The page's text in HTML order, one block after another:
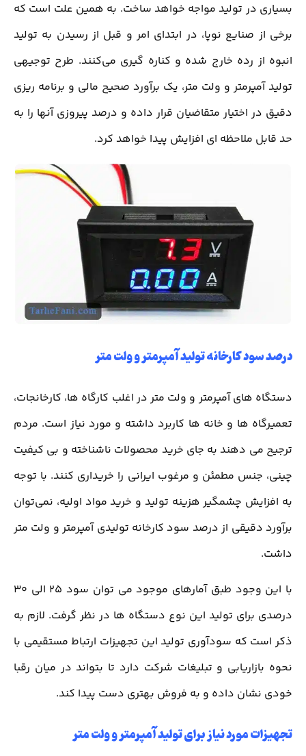
بسیاری در تولید مواجه خواهد ساخت. به همین علت است که
برخی از صنایع نوپا، در ابتدای امر و قبل از رسیدن به تولید
انبوه از رده خارج شده و کناره گیری می‌کنند. طرح توجیهی
تولید آمپرمتر و ولت متر، یک برآورد صحیح مالی و برنامه ریزی
دقیق در اختیار متقاضیان قرار داده و درصد پیروزی آنها را به
حد قابل ملاحظه ای افزایش پیدا خواهد کرد.
درصد سود کارخانه تولید آمپرمتر و ولت متر
دستگاه های آمپرمتر و ولت متر در اغلب کارگاه ها، کارخانجات،
تعمیرگاه ها و خانه ها کاربرد داشته و مورد نیاز است. مردم
ترجیح می دهند به جای خرید محصولات ناشناخته و بی کیفیت
چینی، جنس مطمئن و مرغوب ایرانی را خریداری کنند. با توجه
به افزایش چشمگیر هزینه تولید و خرید مواد اولیه، نمی‌توان
برآورد دقیقی از درصد سود کارخانه تولیدی آمپرمتر و ولت متر
داشت.
با این وجود طبق آمارهای موجود می توان سود 25 الی 30
درصدی برای تولید این نوع دستگاه ها در نظر گرفت. لازم به
ذکر است که سودآوری تولید این تجهیزات ارتباط مستقیمی با
نحوه بازاریابی و تبلیغات شرکت دارد تا بتواند در میان رقبا
خودی نشان داده و به فروش بهتری دست پیدا کند.
تجهیزات مورد نیاز برای تولید آمپرمتر و ولت متر